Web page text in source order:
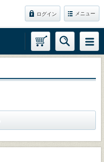
ログイン メニュー